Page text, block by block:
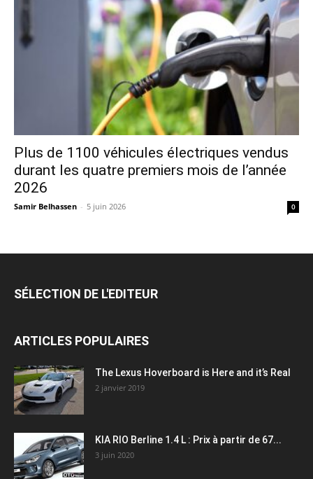
Plus de 1100 véhicules électriques vendus
durant les quatre premiers mois de l’année
2026
Samir Belhassen - 5 juin 2026 0
SÉLECTION DE L'EDITEUR
ARTICLES POPULAIRES
The Lexus Hoverboard is Here and it’s Real
2 janvier 2019
KIA RIO Berline 1.4 L : Prix à partir de 67...
3 juin 2020